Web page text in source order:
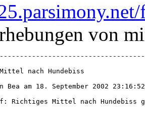
von
nach Hundebiss
Bea am 18. September 2002
Richtiges Mittel nach Hundebiss